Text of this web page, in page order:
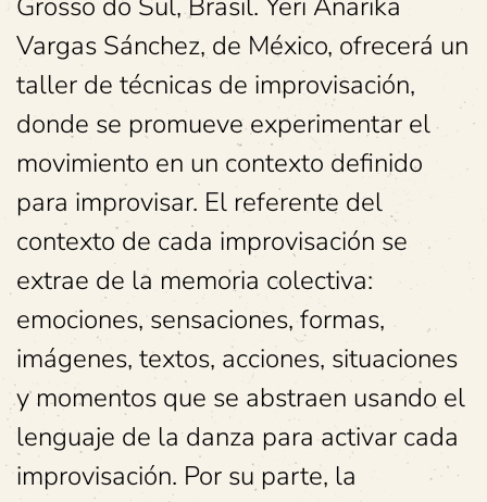
Vargas Sánchez, de México, ofrecerá un
taller de técnicas de improvisación,
donde se promueve experimentar el
movimiento en un contexto definido
para improvisar. El referente del
contexto de cada improvisación se
extrae de la memoria colectiva:
emociones, sensaciones, formas,
imágenes, textos, acciones, situaciones
y momentos que se abstraen usando el
lenguaje de la danza para activar cada
improvisación. Por su parte, la